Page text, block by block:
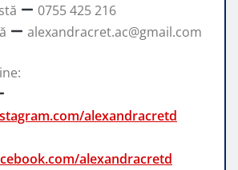
0755 425 216
alexandracret.ac@gmail.com
alexandracretd
alexandracretd